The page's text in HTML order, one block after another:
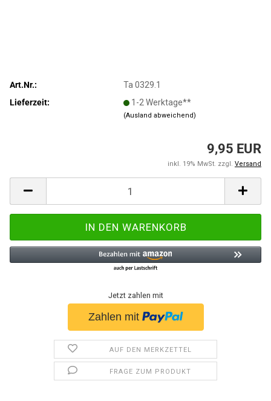
Art.Nr.:
Ta 0329.1
Lieferzeit:
1-2 Werktage**
(Ausland abweichend)
9,95 EUR
inkl. 19% MwSt. zzgl. Versand
Jetzt zahlen mit
AUF DEN MERKZETTEL
FRAGE ZUM PRODUKT